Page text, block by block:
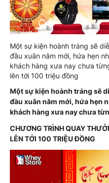
Một sự kiện hoành tráng sẽ
đầu xuân năm mới, hứa hẹn
khách hàng xưa nay chưa
lên tới 100 triệu đồng
Một sự kiện hoành tráng sẽ
đầu xuân năm mới, hứa hẹn
khách hàng xưa nay chưa
CHƯƠNG TRÌNH QUAY
LÊN TỚI 100 TRIỆU ĐỒNG